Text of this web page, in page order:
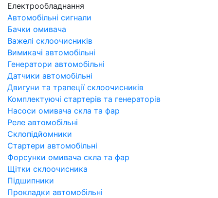
Електрообладнання
Автомобільні сигнали
Бачки омивача
Важелі склоочисників
Вимикачі автомобільні
Генератори автомобільні
Датчики автомобільні
Двигуни та трапеції склоочисників
Комплектуючі стартерів та генераторів
Насоси омивача скла та фар
Реле автомобільні
Склопідйомники
Стартери автомобільні
Форсунки омивача скла та фар
Щітки склоочисника
Підшипники
Прокладки автомобільні